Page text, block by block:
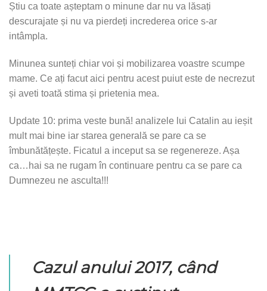
Știu ca toate așteptam o minune dar nu va lăsați
descurajate și nu va pierdeți increderea orice s-ar
intâmpla.
Minunea sunteți chiar voi și mobilizarea voastre scumpe
mame. Ce ați facut aici pentru acest puiut este de necrezut
și aveti toată stima și prietenia mea.
Update 10: prima veste bună! analizele lui Catalin au ieșit
mult mai bine iar starea generală se pare ca se
îmbunătățește. Ficatul a inceput sa se regenereze. Așa
ca…hai sa ne rugam în continuare pentru ca se pare ca
Dumnezeu ne asculta!!!
Cazul anului 2017, când